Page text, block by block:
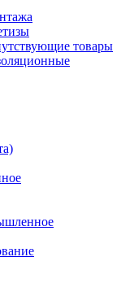
товары